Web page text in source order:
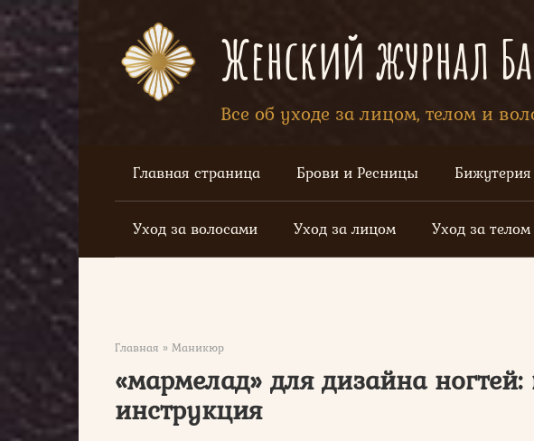
Перейти
к
контенту
Женский журнал
Все об уходе за лицом, телом и
Главная страница Брови и Ресницы Бижутерия
Уход за волосами Уход за лицом Уход за телом
Главная » Маникюр
«мармелад» для дизайна
инструкция